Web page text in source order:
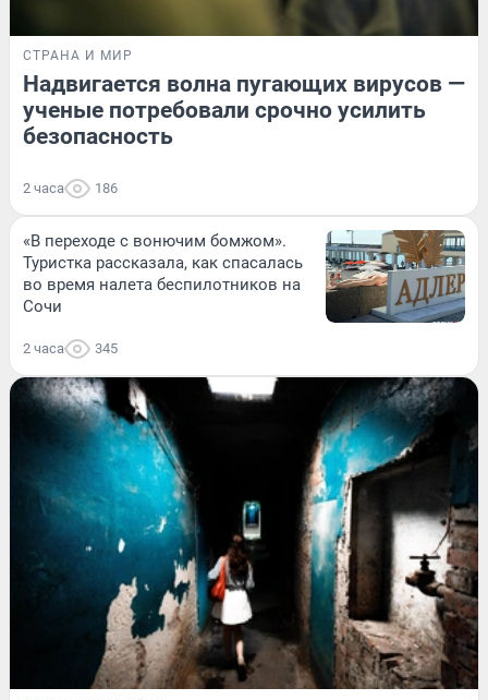
СТРАНА И МИР
Надвигается волна пугающих вирусов —
ученые потребовали срочно усилить
безопасность
2 часа 186
«В переходе с вонючим бомжом».
Туристка рассказала, как спасалась
во время налета беспилотников на
Сочи
2 часа 345